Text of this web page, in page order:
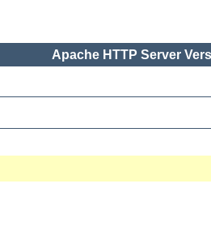
Apache HTTP Server